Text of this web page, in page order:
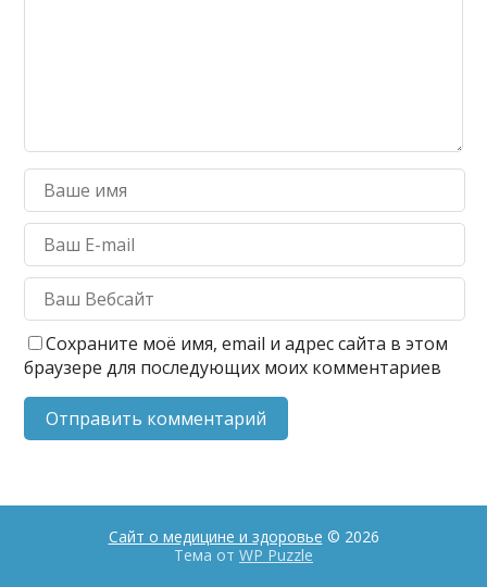
Сохраните моё имя, email и адрес сайта в этом
браузере для последующих моих комментариев
Сайт о медицине и здоровье © 2026
Тема от WP Puzzle